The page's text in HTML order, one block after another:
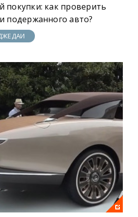
покупки: как проверить
подержанного авто?